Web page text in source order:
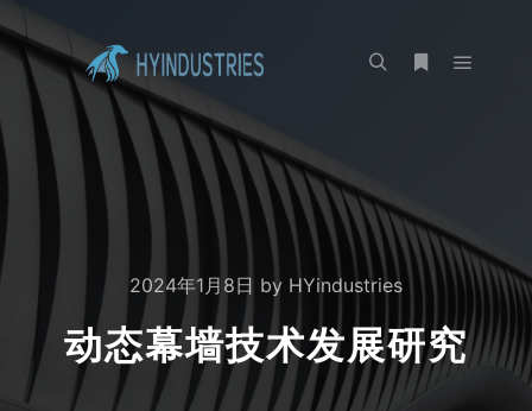
2024年1月8日 by HYindustries
动态幕墙技术发展研究